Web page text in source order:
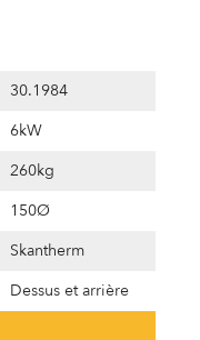
30.1984
6kW
260kg
150Ø
Skantherm
Dessus et arrière